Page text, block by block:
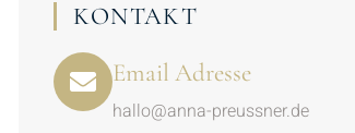
KONTAKT
Email Adresse
hallo@anna-preussner.de